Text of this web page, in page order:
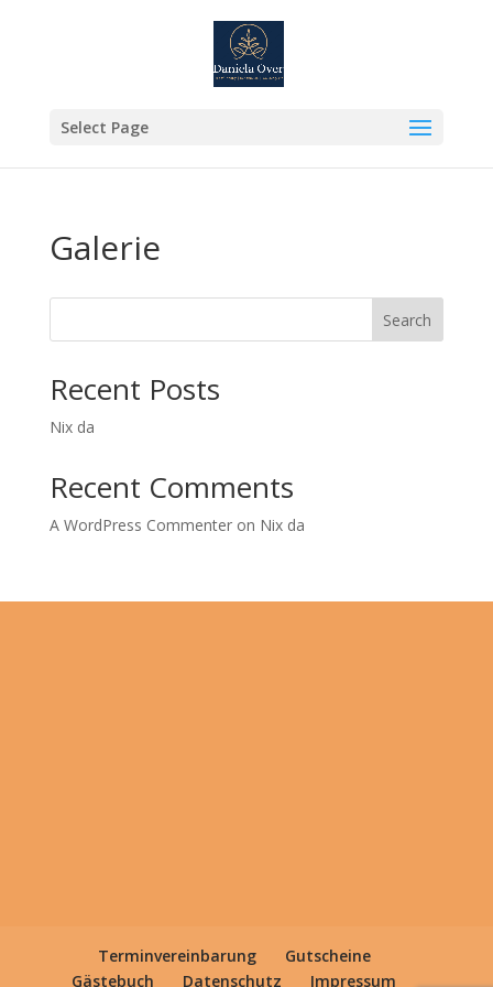
Select Page
Galerie
Search
Recent Posts
Nix da
Recent Comments
A WordPress Commenteron Nix da
Terminvereinbarung
Gutscheine
Gästebuch
Datenschutz Impressum